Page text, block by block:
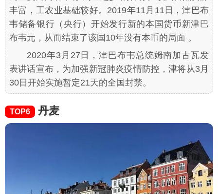
丰富，工农业基础较好。2019年11月11日，津巴布
韦储备银行（央行）开始发行新的本国货币新津巴
布韦元，从而结束了该国10年没有本币的局面 。
2020年3月27日，津巴布韦总统姆南加古瓦发
表讲话宣布，为加强新冠肺炎疫情防控，津将从3月
30日开始实施暂定21天的全国封禁。
TOP6 丹麦